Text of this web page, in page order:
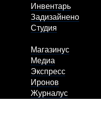
Инвентарь
Задизайнено
Студия
Магазинус
Медиа
Экспресс
Иронов
Журналус